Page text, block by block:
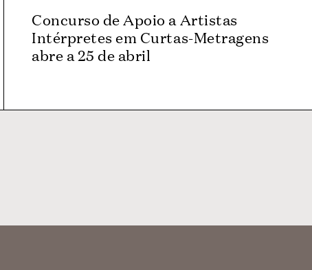
Concurso de Apoio a Artistas
Intérpretes em Curtas-Metragens
abre a 25 de abril